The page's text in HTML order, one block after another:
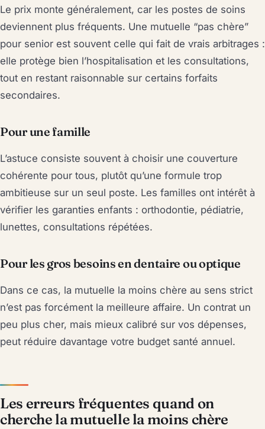
Le prix monte généralement, car les postes de soins
deviennent plus fréquents. Une mutuelle “pas chère”
pour senior est souvent celle qui fait de vrais arbitrages :
elle protège bien l’hospitalisation et les consultations,
tout en restant raisonnable sur certains forfaits
secondaires.
Pour une famille
L’astuce consiste souvent à choisir une couverture
cohérente pour tous, plutôt qu’une formule trop
ambitieuse sur un seul poste. Les familles ont intérêt à
vérifier les garanties enfants : orthodontie, pédiatrie,
lunettes, consultations répétées.
Pour les gros besoins en dentaire ou optique
Dans ce cas, la mutuelle la moins chère au sens strict
n’est pas forcément la meilleure affaire. Un contrat un
peu plus cher, mais mieux calibré sur vos dépenses,
peut réduire davantage votre budget santé annuel.
Les erreurs fréquentes quand on
cherche la mutuelle la moins chère